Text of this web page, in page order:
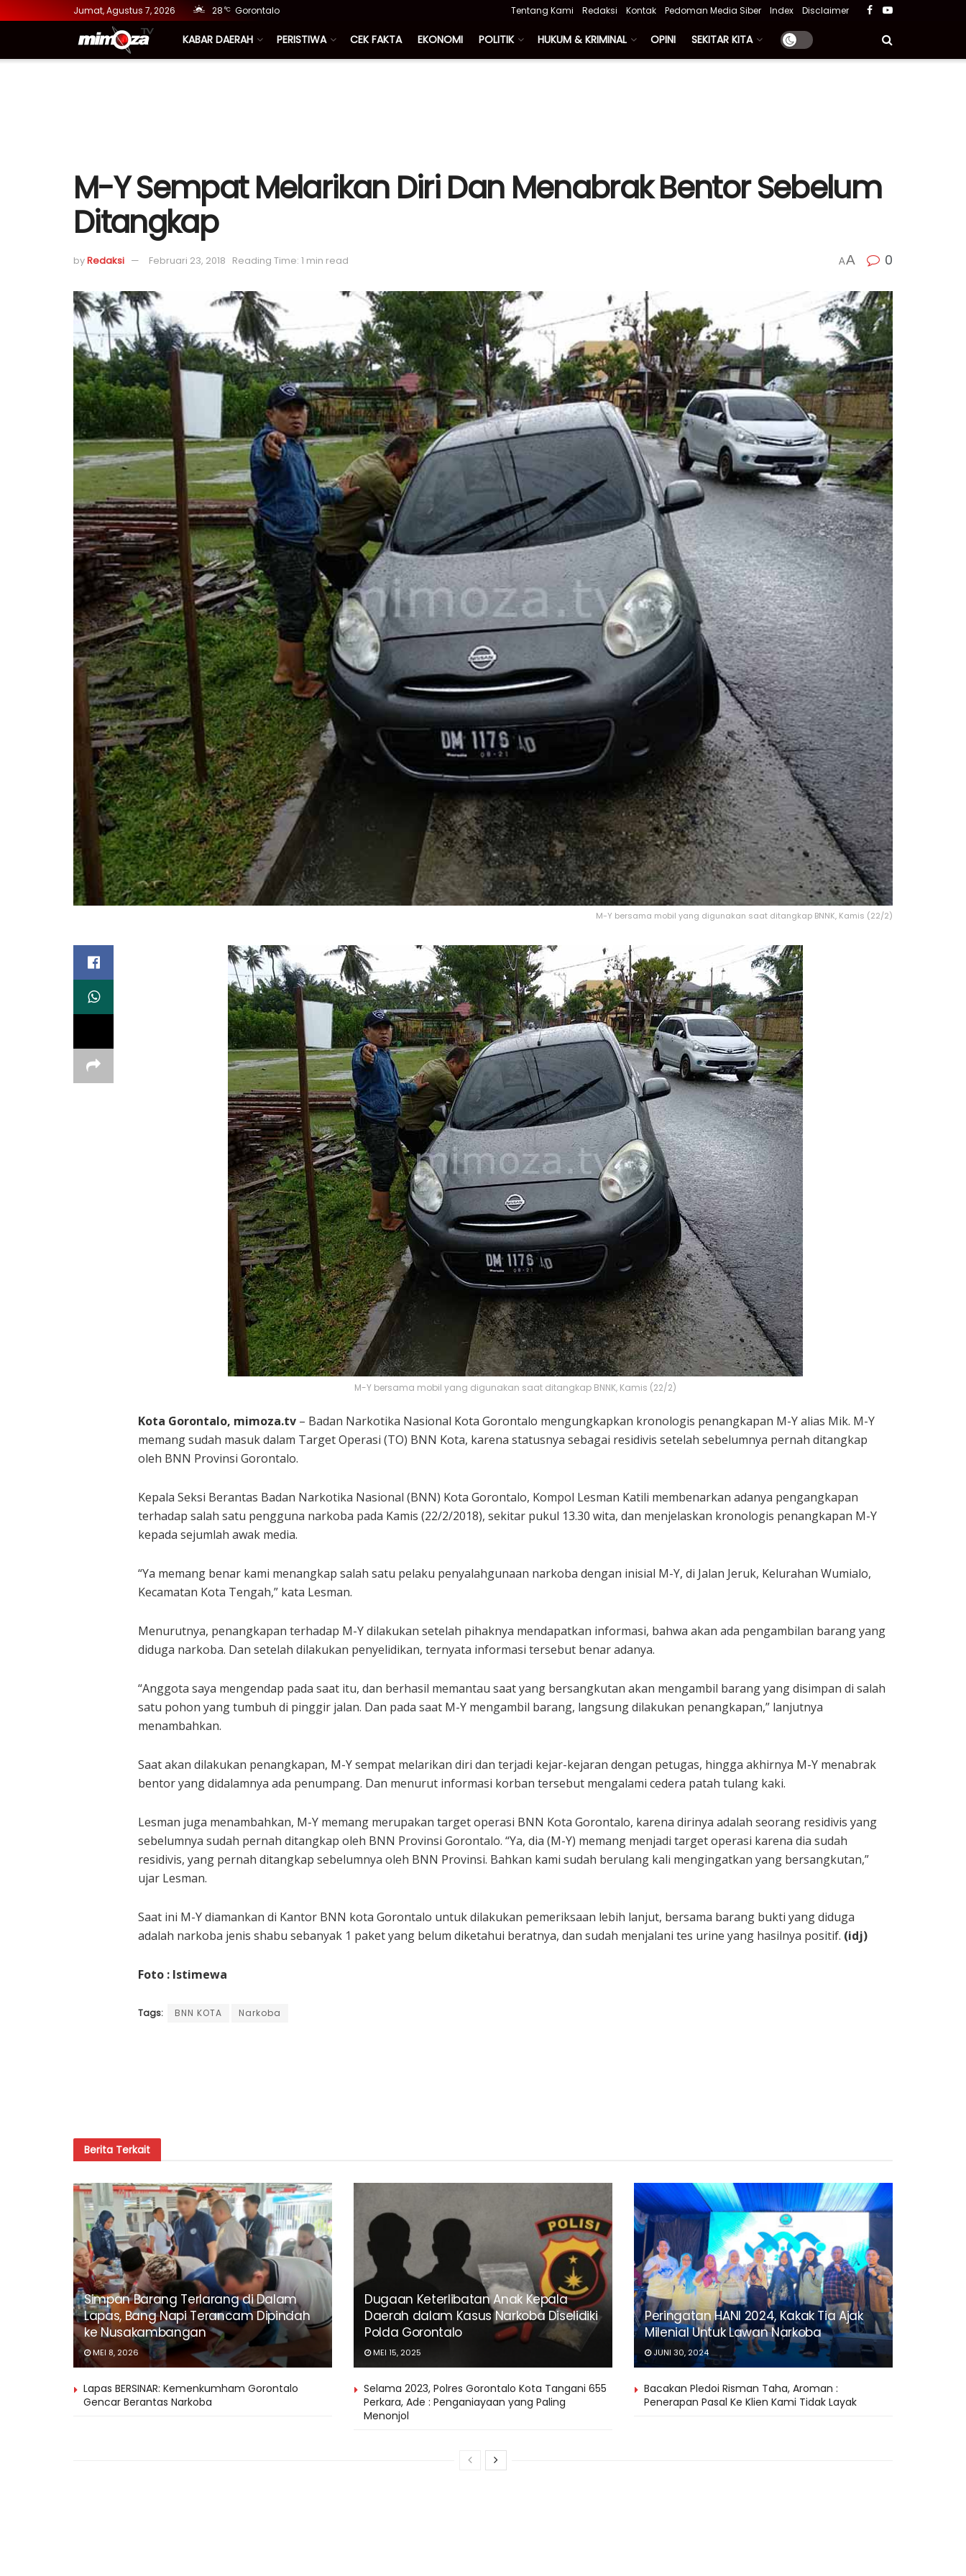
Jumat, Agustus 7, 2026 28 °C Gorontalo Tentang Kami Redaksi Kontak Pedoman Media Siber Index Disclaimer
KABAR DAERAH PERISTIWA CEK FAKTA EKONOMI POLITIK HUKUM & KRIMINAL OPINI SEKITAR KITA
M-Y Sempat Melarikan Diri Dan Menabrak Bentor Sebelum
Ditangkap
byRedaksi Februari 23, 2018 Reading Time: 1 min read AA 0
M-Y bersama mobil yang digunakan saat ditangkap BNNK, Kamis (22/2)
M-Y bersama mobil yang digunakan saat ditangkap BNNK, Kamis (22/2)
Kota Gorontalo, mimoza.tv – Badan Narkotika Nasional Kota Gorontalo mengungkapkan kronologis penangkapan M-Y alias Mik. M-Y
memang sudah masuk dalam Target Operasi (TO) BNN Kota, karena statusnya sebagai residivis setelah sebelumnya pernah ditangkap
oleh BNN Provinsi Gorontalo.
Kepala Seksi Berantas Badan Narkotika Nasional (BNN) Kota Gorontalo, Kompol Lesman Katili membenarkan adanya pengangkapan
terhadap salah satu pengguna narkoba pada Kamis (22/2/2018), sekitar pukul 13.30 wita, dan menjelaskan kronologis penangkapan M-Y
kepada sejumlah awak media.
“Ya memang benar kami menangkap salah satu pelaku penyalahgunaan narkoba dengan inisial M-Y, di Jalan Jeruk, Kelurahan Wumialo,
Kecamatan Kota Tengah,” kata Lesman.
Menurutnya, penangkapan terhadap M-Y dilakukan setelah pihaknya mendapatkan informasi, bahwa akan ada pengambilan barang yang
diduga narkoba. Dan setelah dilakukan penyelidikan, ternyata informasi tersebut benar adanya.
“Anggota saya mengendap pada saat itu, dan berhasil memantau saat yang bersangkutan akan mengambil barang yang disimpan di salah
satu pohon yang tumbuh di pinggir jalan. Dan pada saat M-Y mengambil barang, langsung dilakukan penangkapan,” lanjutnya
menambahkan.
Saat akan dilakukan penangkapan, M-Y sempat melarikan diri dan terjadi kejar-kejaran dengan petugas, hingga akhirnya M-Y menabrak
bentor yang didalamnya ada penumpang. Dan menurut informasi korban tersebut mengalami cedera patah tulang kaki.
Lesman juga menambahkan, M-Y memang merupakan target operasi BNN Kota Gorontalo, karena dirinya adalah seorang residivis yang
sebelumnya sudah pernah ditangkap oleh BNN Provinsi Gorontalo. “Ya, dia (M-Y) memang menjadi target operasi karena dia sudah
residivis, yang pernah ditangkap sebelumnya oleh BNN Provinsi. Bahkan kami sudah berulang kali mengingatkan yang bersangkutan,”
ujar Lesman.
Saat ini M-Y diamankan di Kantor BNN kota Gorontalo untuk dilakukan pemeriksaan lebih lanjut, bersama barang bukti yang diduga
adalah narkoba jenis shabu sebanyak 1 paket yang belum diketahui beratnya, dan sudah menjalani tes urine yang hasilnya positif. (idj)
Foto : Istimewa
Tags: BNN KOTA Narkoba
Berita Terkait
Simpan Barang Terlarang di Dalam
Lapas, Bang Napi Terancam Dipindah
ke Nusakambangan
MEI 8, 2026
Dugaan Keterlibatan Anak Kepala
Daerah dalam Kasus Narkoba Diselidiki
Polda Gorontalo
MEI 15, 2025
Peringatan HANI 2024, Kakak Tia Ajak
Milenial Untuk Lawan Narkoba
JUNI 30, 2024
Lapas BERSINAR: Kemenkumham Gorontalo
Gencar Berantas Narkoba
Selama 2023, Polres Gorontalo Kota Tangani 655
Perkara, Ade : Penganiayaan yang Paling
Menonjol
Bacakan Pledoi Risman Taha, Aroman :
Penerapan Pasal Ke Klien Kami Tidak Layak